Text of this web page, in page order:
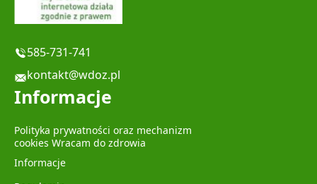
585-731-741
kontakt@wdoz.pl
Informacje
Polityka prywatności oraz mechanizm
cookies Wracam do zdrowia
Informacje